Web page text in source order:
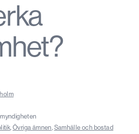
,Övriga ämnen, Samhälle och bostad